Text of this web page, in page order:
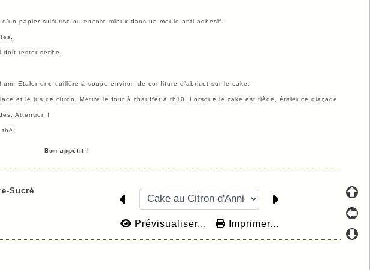
papier sulfurisé ou encore mieux dans un moule anti-adhésif.
rester sèche.
Etaler une cuillère à soupe environ de confiture d’abricot sur le cake.
et le jus de citron. Mettre le four à chauffer à th10. Lorsque le cake est tiède, étaler ce glaçage
Attention !
Bon appétit !
Sucré
Prévisualiser... Imprimer...